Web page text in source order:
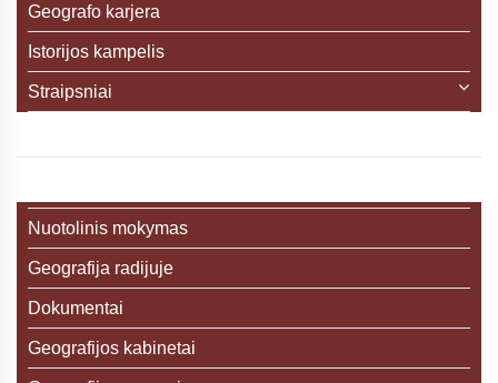
Geografo karjera
Istorijos kampelis
Straipsniai
Nuotolinis mokymas
Geografija radijuje
Dokumentai
Geografijos kabinetai